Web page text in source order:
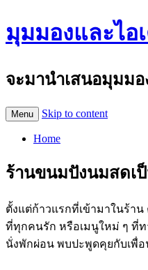
มุมมองและไอ
จะมานำเสนอมุมม
Menu Skip to content
Home
ร้านขนมปังนมสดเ
ตั้งแต่ก้าวแรกที่เข้ามาในร้า
ที่ทุกคนรัก หรือเมนูใหม่ ๆ ที่
นั่งพักผ่อน พบปะพูดคุยกับเพื่อ